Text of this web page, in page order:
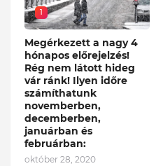
1
Megérkezett a nagy 4
hónapos előrejelzés!
Rég nem látott hideg
vár ránk! Ilyen időre
számíthatunk
novemberben,
decemberben,
januárban és
februárban:
október 28, 2020